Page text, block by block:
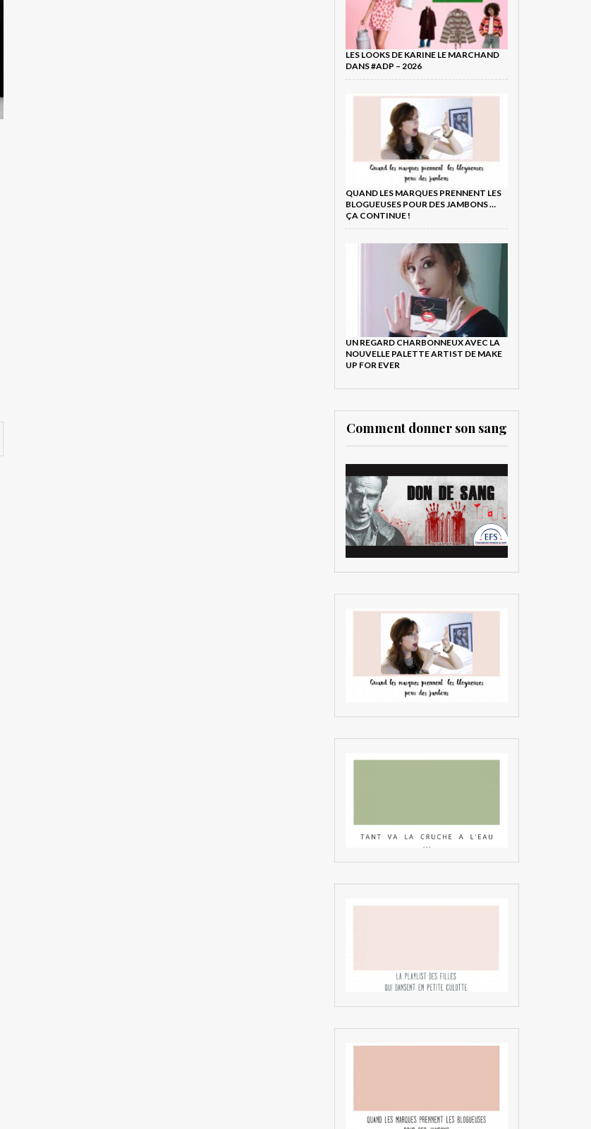
LES LOOKS DE KARINE LE MARCHAND
DANS #ADP – 2026
QUAND LES MARQUES PRENNENT LES
BLOGUEUSES POUR DES JAMBONS …
ÇA CONTINUE !
UN REGARD CHARBONNEUX AVEC LA
NOUVELLE PALETTE ARTIST DE MAKE
UP FOR EVER
Comment donner son sang